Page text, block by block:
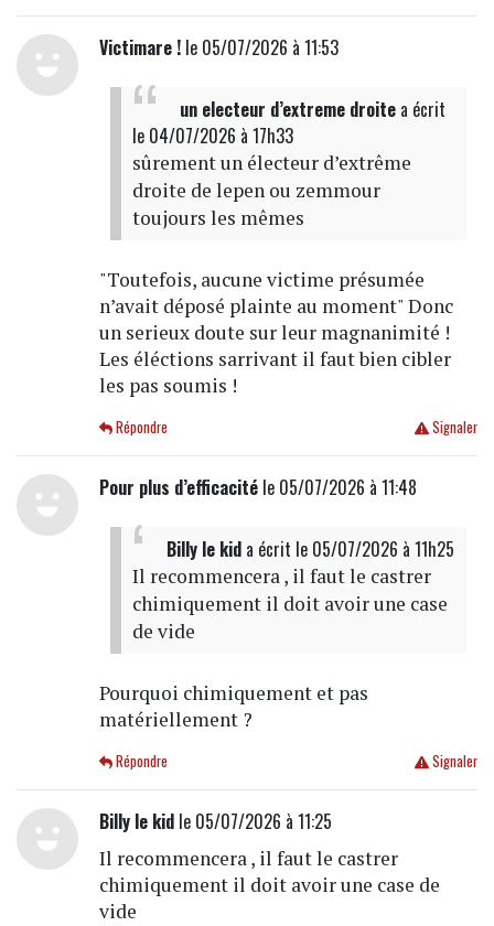
Victimare !le 05/07/2026 à 11:53
un electeur d’extreme droitea écrit
le 04/07/2026 à 17h33
sûrement un électeur d’extrême
droite de lepen ou zemmour
toujours les mêmes
"Toutefois, aucune victime présumée
n’avait déposé plainte au moment" Donc
un serieux doute sur leur magnanimité !
Les éléctions sarrivant il faut bien cibler
les pas soumis !
Signaler
Répondre
Pour plus d’efficacitéle 05/07/2026 à 11:48
Billy le kida écrit le 05/07/2026 à 11h25
Il recommencera , il faut le castrer
chimiquement il doit avoir une case
de vide
Pourquoi chimiquement et pas
matériellement ?
Signaler
Répondre
Billy le kidle 05/07/2026 à 11:25
Il recommencera , il faut le castrer
chimiquement il doit avoir une case de
vide